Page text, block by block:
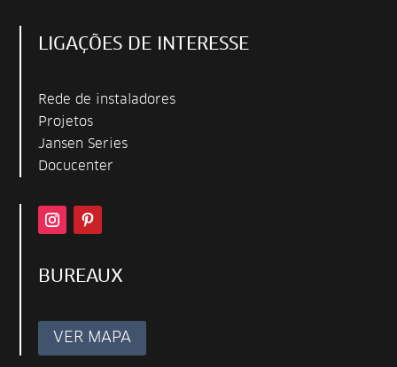
LIGAÇÕES DE INTERESSE
Rede de instaladores
Projetos
Jansen Series
Docucenter
BUREAUX
VER MAPA